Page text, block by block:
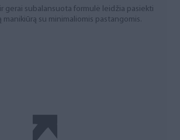
gerai subalansuota formulė leidžia pasiekti
manikiūrą su minimaliomis pastangomis.